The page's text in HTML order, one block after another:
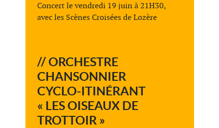
Concert le vendredi 19 juin à 21H30,
avec les Scènes Croisées de Lozère
// ORCHESTRE
CHANSONNIER
CYCLO-ITINÉRANT
« LES OISEAUX DE
TROTTOIR »